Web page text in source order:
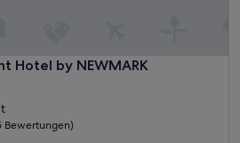
Hotel by NEWMARK
by NEWMARK
Bewertungen)